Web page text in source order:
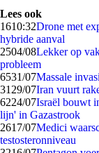
Lees ook
1610:32Drone met
hybride aanval
2504/08Lekker op
probleem
6531/07Massale
31 29/07Iran vuurt
6224/07Israël bouwt
lijn' in Gazastrook
2617/07Medici
testosteronniveau